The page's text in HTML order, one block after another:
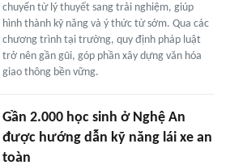
chuyển từ lý thuyết sang trải nghiệm, giúp
hình thành kỹ năng và ý thức từ sớm. Qua các
chương trình tại trường, quy định pháp luật
trở nên gần gũi, góp phần xây dựng văn hóa
giao thông bền vững.
Gần 2.000 học sinh ở Nghệ An
được hướng dẫn kỹ năng lái xe an
toàn